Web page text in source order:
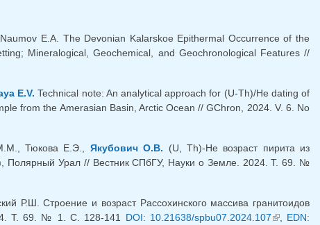
Naumov E.A. The Devonian Kalarskoe Epithermal Occurrence of the
Mineralogical, Geochemical, and Geochronological Features //
E.V. Technical note: An analytical approach for (U-Th)/He dating of
from the Amerasian Basin, Arctic Ocean // GChron, 2024. V. 6. No
Тюкова Е.Э., Якубович О.В. (U, Th)-He возраст пирита из
Полярный Урал // Вестник СПбГУ, Науки о Земле. 2024. Т. 69. №
Р.Ш. Строение и возраст Рассохинского массива гранитоидов
Т. 69. № 1. С. 128-141 DOI: 10.21638/spbu07.2024.107(внешняя
, EDN: